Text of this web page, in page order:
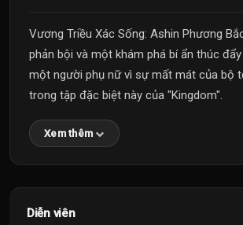
Vương Triều Xác Sống: Ashin Phương
phản bội và một khám phá bí ẩn thúc
một người phụ nữ vì sự mất mát của bộ
trong tập đặc biệt này của "Kingdom".
Xem thêm
Diễn viên